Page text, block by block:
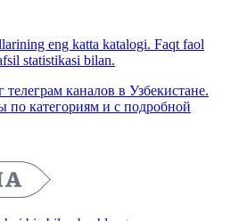
eng katta katalogi. Faqt faol
statistikasi bilan.
каналов в Узбекистане.
по категориям и с подробной